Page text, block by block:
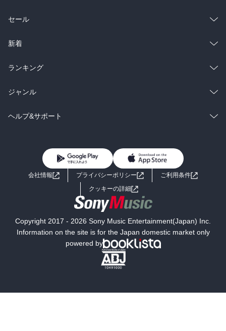
総合
ラノベ
雑誌・グラビア
BL・TL
セール
総合
ラノベ
雑誌・グラビア
BL・TL
新着
総合
ラノベ
雑誌・グラビア
ランキング
総合
ラノベ
ジャンル
コミック
ライトノベル 男子向けラノベ
小説
海外小説
ミステリー SF
文学
ヘルプ&サポート
よくあるご質問 お問い合わせ
会社情報 プライバシーポリシー
ご利用条件
クッキーの詳細
Copyright 2017 - 2026 Sony Music Entertainment(Japan) Inc.
Information on the site is for the Japan domestic market only
powered by